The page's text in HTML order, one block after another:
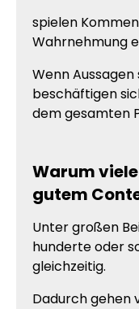
spielen
Wahrnehmung
Wenn
beschäftigen
dem gesamten
Warum
gutem
Unter großen
hunderte oder
gleichzeitig.
Dadurch gehen